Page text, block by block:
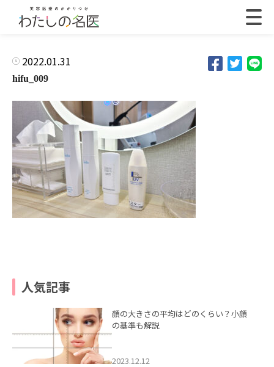
2022.01.31
hifu_009
人気記事
顔の大きさの平均はどのくらい？小顔
の基準も解説
2023.12.12